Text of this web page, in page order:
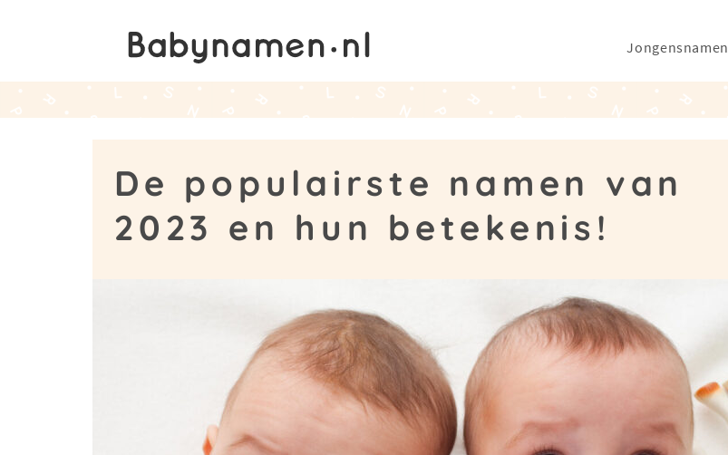
Jongensnamen
De populairste namen van
2023 en hun betekenis!